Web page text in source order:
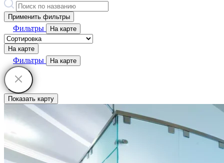
Применить фильтры
Фильтры На карте
На карте
Фильтры На карте
Показать карту